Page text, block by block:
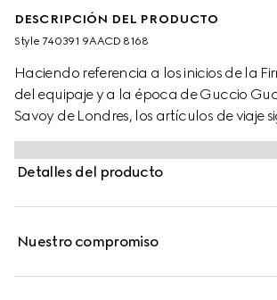
DESCRIPCIÓN DEL PRODUCTO
Style ‎740391 9AACD 8168
Haciendo referencia a los inicios de la
del equipaje y a la época de Guccio
Savoy de Londres, los artículos de viaje
evolucionando para incorporar lo
trolley de cabina plus se presenta en
única de aluminio plateado y lona GG
Detalles del producto
Nuestro compromiso